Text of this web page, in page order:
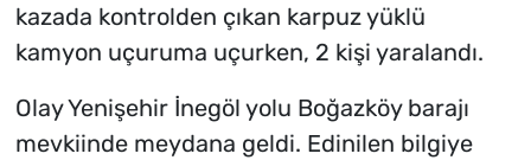
kazada kontrolden çıkan karpuz yüklü
kamyon uçuruma uçurken, 2 kişi yaralandı.
Olay Yenişehir İnegöl yolu Boğazköy barajı
mevkiinde meydana geldi. Edinilen bilgiye